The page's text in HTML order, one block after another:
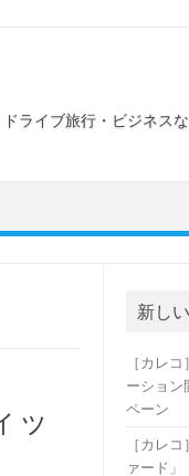
ライブ旅行・ビジネス
ッ
新し
［カレ
ーション
ペーン
［カレ
ァード